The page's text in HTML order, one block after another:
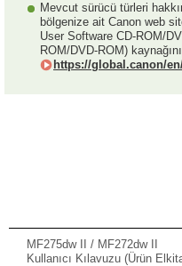
Mevcut sürücü türleri
bölgenize ait Canon web
User Software CD-ROM/
ROM/DVD-ROM)
https://global.canon/
MF275dw II / MF272dw II
Kullanıcı Kılavuzu (Ürün